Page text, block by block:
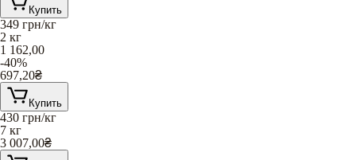
Купить
349 грн/кг
2 кг
1 162,00
-40%
697,20₴
Купить
430 грн/кг
7 кг
3 007,00₴